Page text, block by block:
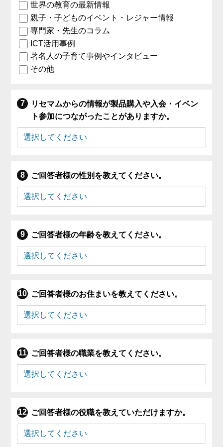
世界の教育の最新情報
親子・子どものイベント・レジャー情報
専門家・先生のコラム
ICT活用事例
著名人の子育て事例やインタビュー
その他
リセマムからの情報が製品購入や入会・イベン
ト参加につながったことがありますか。
ご回答者様の性別を教えてください。
ご回答者様の年齢を教えてください。
ご回答者様のお住まいを教えてください。
ご回答者様の職業を教えてください。
ご回答者様の役職を教えていただけますか。